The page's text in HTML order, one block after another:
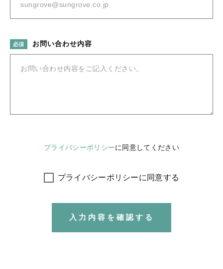
必須 お問い合わせ内容
プライバシーポリシーに同意してください
プライバシーポリシーに同意する
入力内容を確認する
ログイン